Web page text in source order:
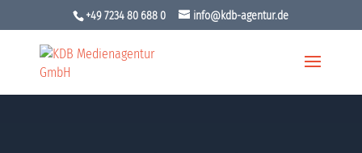
+49 7234 80 688 0 info@kdb-agentur.de